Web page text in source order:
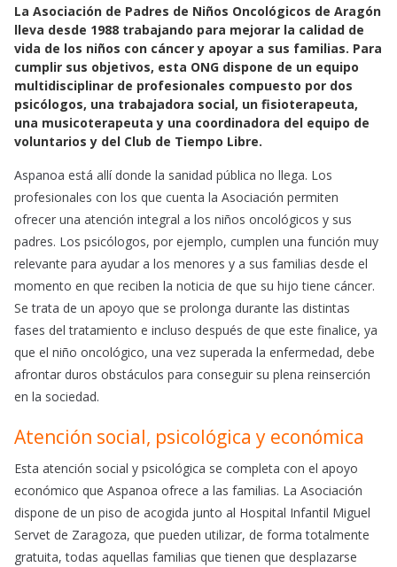
k
p
La Asociación de Padres de Niños Oncológicos de Aragón
lleva desde 1988 trabajando para mejorar la calidad de
vida de los niños con cáncer y apoyar a sus familias. Para
cumplir sus objetivos, esta ONG dispone de un equipo
multidisciplinar de profesionales compuesto por dos
psicólogos, una trabajadora social, un fisioterapeuta,
una musicoterapeuta y una coordinadora del equipo de
voluntarios y del Club de Tiempo Libre.
Aspanoa está allí donde la sanidad pública no llega. Los
profesionales con los que cuenta la Asociación permiten
ofrecer una atención integral a los niños oncológicos y sus
padres. Los psicólogos, por ejemplo, cumplen una función muy
relevante para ayudar a los menores y a sus familias desde el
momento en que reciben la noticia de que su hijo tiene cáncer.
Se trata de un apoyo que se prolonga durante las distintas
fases del tratamiento e incluso después de que este finalice, ya
que el niño oncológico, una vez superada la enfermedad, debe
afrontar duros obstáculos para conseguir su plena reinserción
en la sociedad.
Atención social, psicológica y económica
Esta atención social y psicológica se completa con el apoyo
económico que Aspanoa ofrece a las familias. La Asociación
dispone de un piso de acogida junto al Hospital Infantil Miguel
Servet de Zaragoza, que pueden utilizar, de forma totalmente
gratuita, todas aquellas familias que tienen que desplazarse